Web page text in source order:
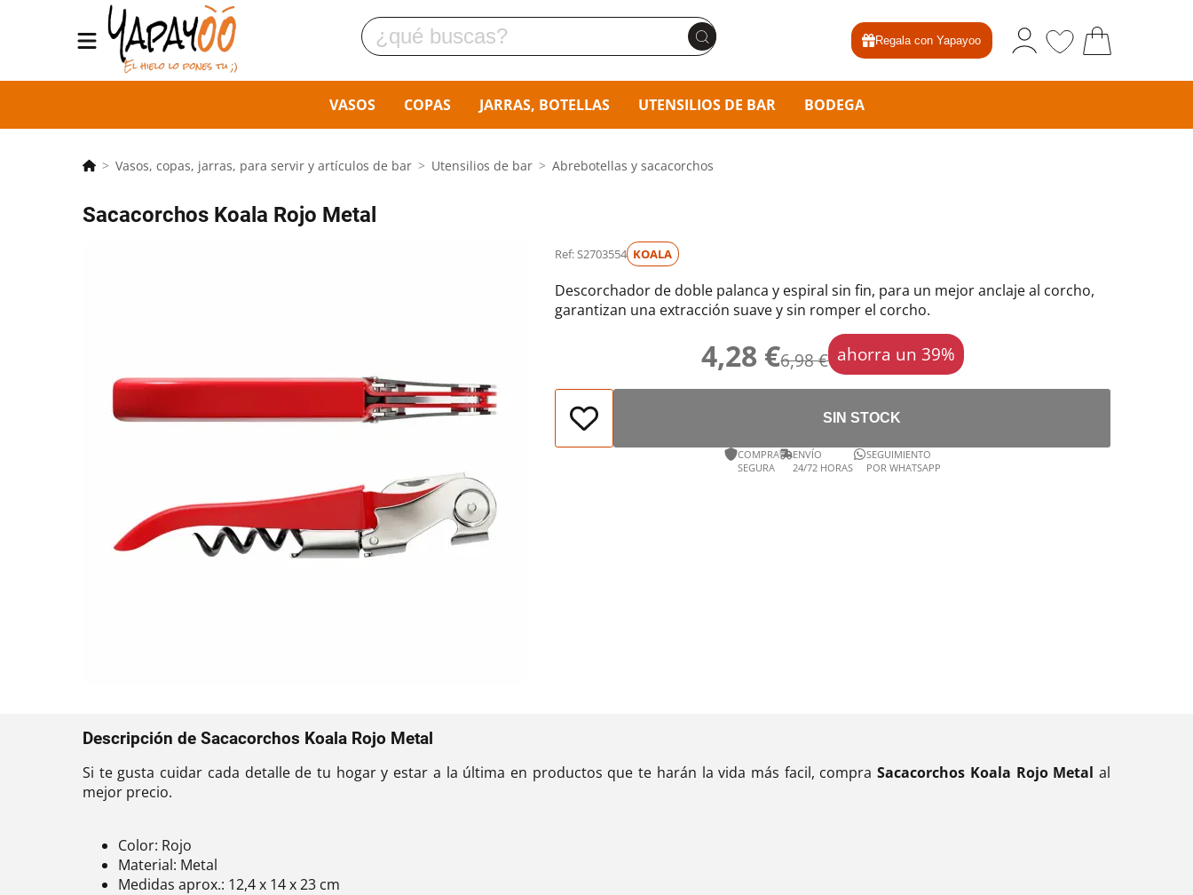
Regala con Yapayoo
VASOS COPAS JARRAS, BOTELLAS UTENSILIOS DE BAR BODEGA
Vasos, copas, jarras, para servir y artículos de bar Utensilios de bar Abrebotellas y sacacorchos
Sacacorchos Koala Rojo Metal
Ref: S2703554 KOALA
Descorchador de doble palanca y espiral sin fin, para un mejor anclaje al corcho,
garantizan una extracción suave y sin romper el corcho.
4,28 €6,98 € ahorra un 39%
SIN STOCK
COMPRA
SEGURA
ENVÍO
24/72 HORAS
SEGUIMIENTO
POR WHATSAPP
Descripción de Sacacorchos Koala Rojo Metal
Si te gusta cuidar cada detalle de tu hogar y estar a la última en productos que te harán la vida más facil, compraSacacorchos Koala Rojo Metal al
mejor precio.
Color: Rojo
Material: Metal
Medidas aprox.: 12,4 x 14 x 23 cm